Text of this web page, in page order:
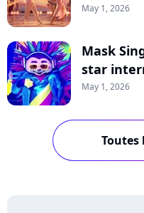
May 1, 2026
Mask
star
May 1, 2026
Toutes